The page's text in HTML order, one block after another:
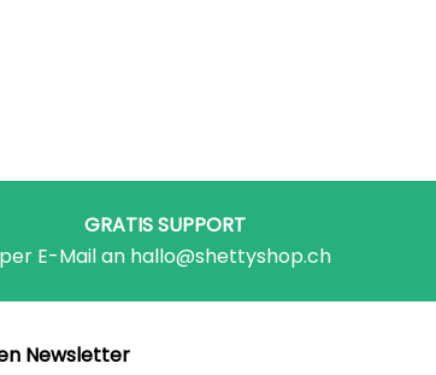
GRATIS SUPPORT
per E-Mail an hallo@shettyshop.ch
Newsletter